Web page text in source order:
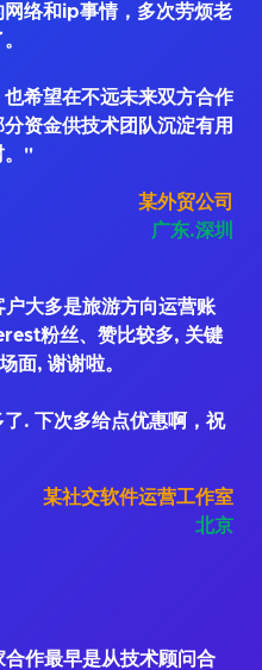
络和ip事情，多次劳烦老
希望在不远未来双方合作
资金供技术团队沉淀有用
。"
某外贸公司
广东.深圳
大多是旅游方向运营账
粉丝、赞比较多, 关键
面, 谢谢啦。
. 下次多给点优惠啊，祝
某社交软件运营工作室
北京
作最早是从技术顾问合